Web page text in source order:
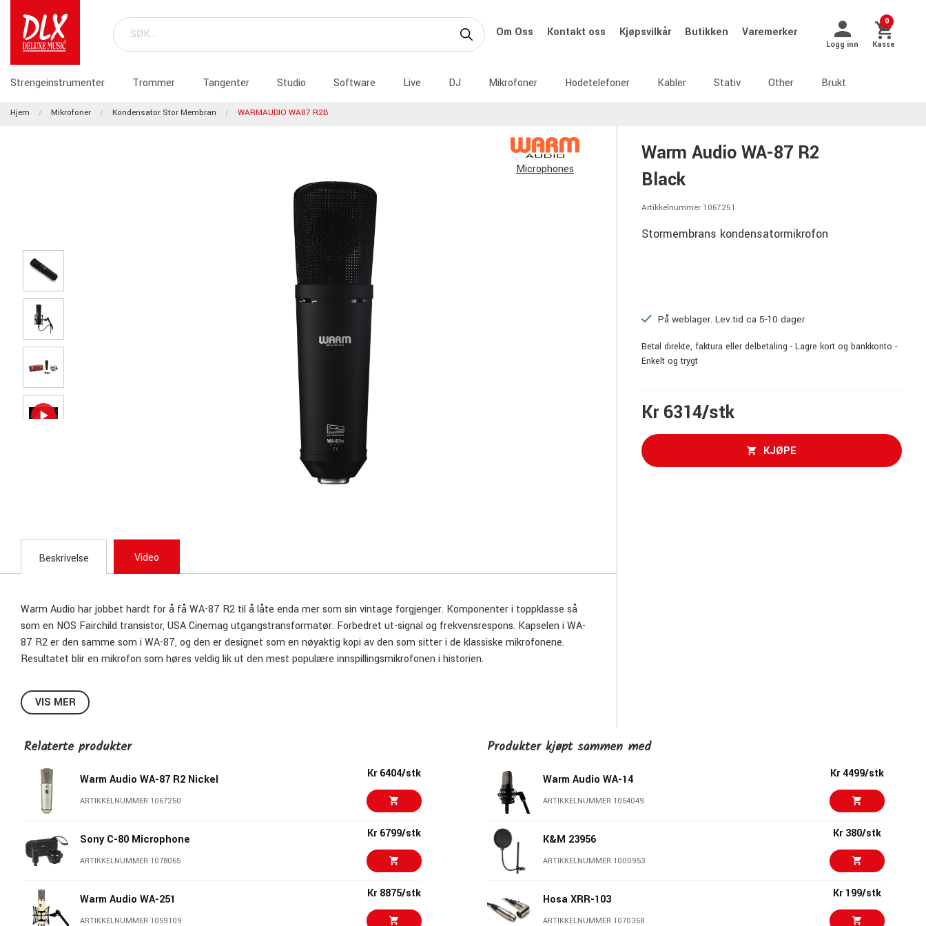
Om Oss Kontakt oss Kjøpsvilkår Butikken Varemerker
Logg inn
0
Kasse
Strengeinstrumenter Trommer Tangenter Studio Software Live DJ Mikrofoner Hodetelefoner Kabler Stativ Other Brukt
Hjem Mikrofoner Kondensator Stor Membran WARMAUDIO WA87 R2B
Microphones
Warm Audio WA-87 R2
Black
Artikkelnummer 1067251
Stormembrans kondensatormikrofon
På weblager. Lev.tid ca 5-10 dager
Betal direkte, faktura eller delbetaling - Lagre kort og bankkonto -
Enkelt og trygt
Kr 6314/stk
KJØPE
Beskrivelse Video
Warm Audio har jobbet hardt for å få WA-87 R2 til å låte enda mer som sin vintage forgjenger. Komponenter i toppklasse så
som en NOS Fairchild transistor, USA Cinemag utgangstransformatør. Forbedret ut-signal og frekvensrespons. Kapselen i WA-
87 R2 er den samme som i WA-87, og den er designet som en nøyaktig kopi av den som sitter i de klassiske mikrofonene.
Resultatet blir en mikrofon som høres veldig lik ut den mest populære innspillingsmikrofonen i historien.
VIS MER
Relaterte produkter
Warm Audio WA-87 R2 Nickel
ARTIKKELNUMMER 1067250
Kr 6404/stk
Sony C-80 Microphone
ARTIKKELNUMMER 1078065
Kr 6799/stk
Warm Audio WA-251
ARTIKKELNUMMER 1059109
Kr 8875/stk
Produkter kjøpt sammen med
Warm Audio WA-14
ARTIKKELNUMMER 1054049
Kr 4499/stk
K&M 23956
ARTIKKELNUMMER 1000953
Kr 380/stk
Hosa XRR-103
ARTIKKELNUMMER 1070368
Kr 199/stk